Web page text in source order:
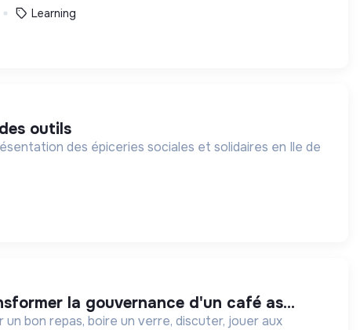
Learning
outils
des épiceries sociales et solidaires en Ile de
la gouvernance d'un café as...
bon repas, boire un verre, discuter, jouer aux